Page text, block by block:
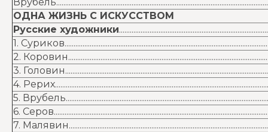
ОДНА ЖИЗНЬ С ИСКУССТВОМ
Русские художники
1.
2.
3.
4.
5.
6.
7.